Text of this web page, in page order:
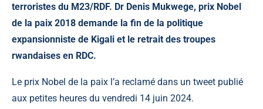
terroristes du M23/RDF. Dr Denis Mukwege, prix Nobel
de la paix 2018 demande la fin de la politique
expansionniste de Kigali et le retrait des troupes
rwandaises en RDC.
Le prix Nobel de la paix l’a reclamé dans un tweet publié
aux petites heures du vendredi 14 juin 2024.